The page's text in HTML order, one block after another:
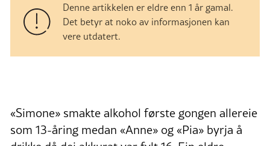
Denne artikkelen er eldre enn 1 år gamal.
Det betyr at noko av informasjonen kan
vere utdatert.
«Simone» smakte alkohol første gongen allereie
som 13-åring medan «Anne» og «Pia» byrja å